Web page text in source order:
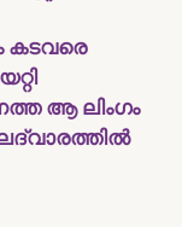
കടവരെ
ആ ലിംഗം